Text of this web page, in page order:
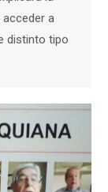
a
distinto tipo